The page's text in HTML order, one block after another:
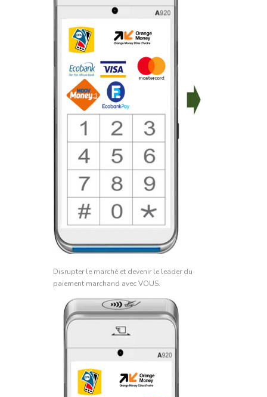
Disrupter le marché et devenir le leader du
paiement marchand avec VOUS.